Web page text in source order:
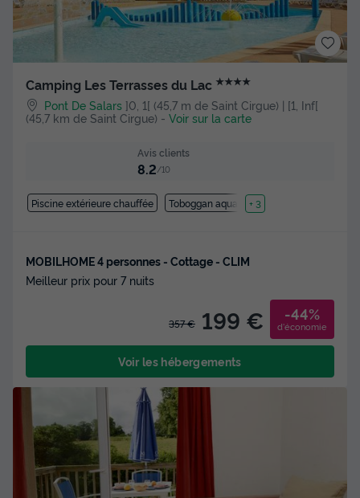
Camping Les Terrasses du Lac ★★★★
Pont De Salars ]0, 1[ (45,7 m de Saint Cirgue) | [1, Inf[
(45,7 km de Saint Cirgue) - Voir sur la carte
Avis clients
8.2/10
Piscine extérieure chauffée Toboggan aquatique
+ 3
MOBILHOME 4 personnes - Cottage - CLIM
Meilleur prix pour 7 nuits
357 € 199 € -44%
d'économie
Voir les hébergements